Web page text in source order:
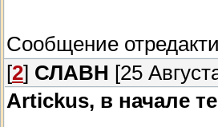
Сообщение
[2] СЛАВН [25
Artickus, в начале